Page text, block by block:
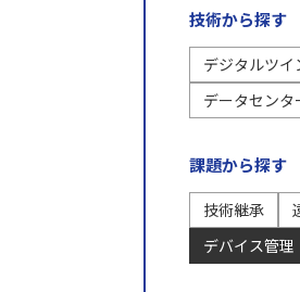
設備点検・監視現
ロボット最適化IoT
技術から探す
デジタルツイ
データセンタ
課題から探す
技術継承
デバイス管理